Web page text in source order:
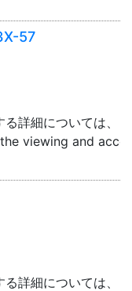
57
詳細については、「
viewing and
詳細については、「